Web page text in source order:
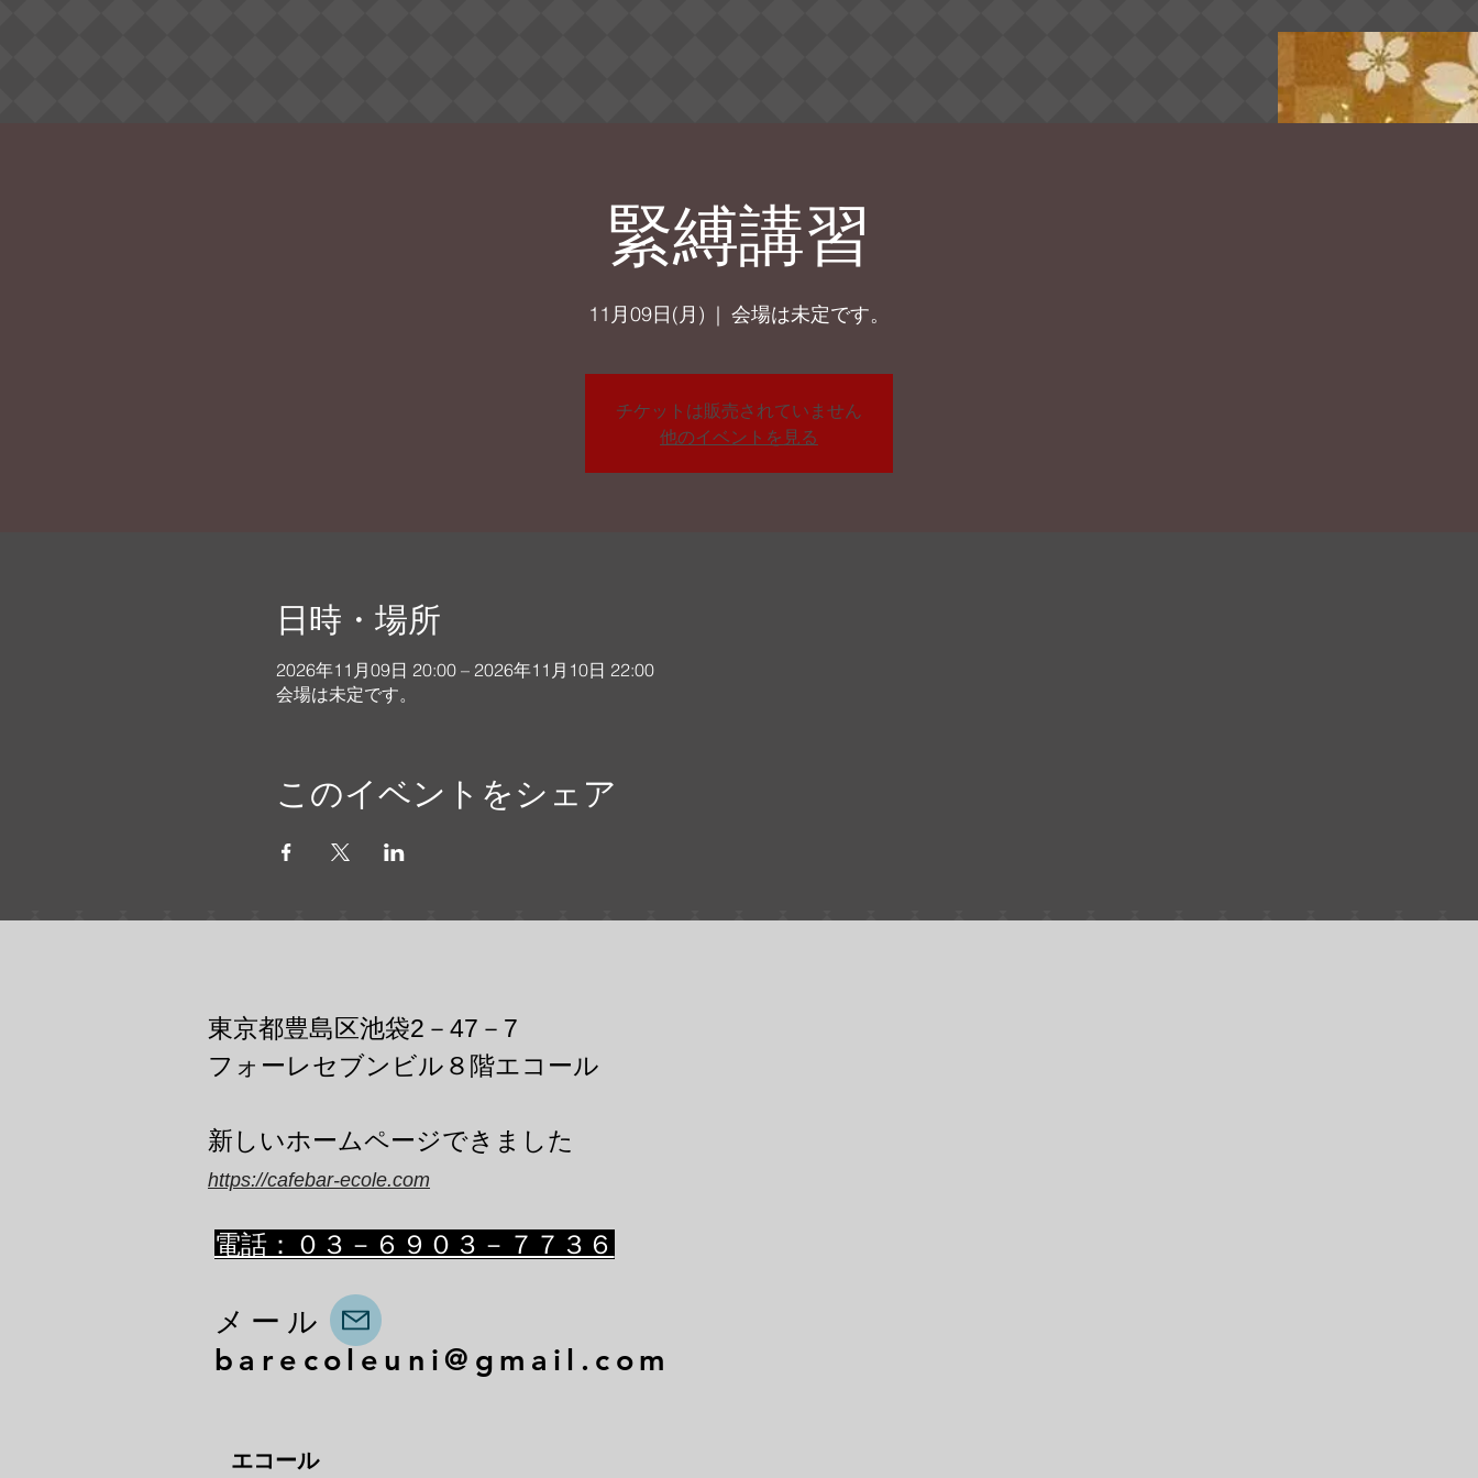
緊縛講習
11月09日(月)
  |
会場は未定です。
チケットは販売されていません
他のイベントを見る
日時・場所
2026年11月09日 20:00 – 2026年11月10日 22:00
会場は未定です。
このイベントをシェア
東京都豊島区池袋2－47－7
フォーレセブンビル８階エコール
​新しいホームページできました
https://cafebar-ecole.com
​電話：０３－６９０３－７７３６
メール
barecoleuni@gmail.com
エコール